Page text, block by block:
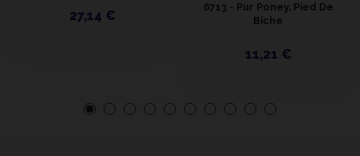
27,14 €
6713 - Pur Poney, Pied De
Biche
11,21 €